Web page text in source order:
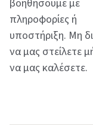
βοηθήσουμε με
πληροφορίες ή
υποστήριξη. Μη
να μας στείλετε
να μας καλέσετε.